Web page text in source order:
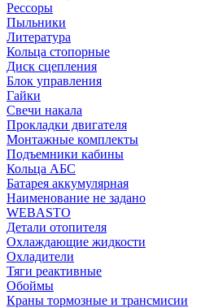
Рессоры
Пыльники
Литература
Кольца стопорные
Диск сцепления
Блок управления
Гайки
Свечи накала
Прокладки двигателя
Монтажные комплекты
Подъемники кабины
Кольца АБС
Батарея аккумулярная
Наименование не задано
WEBASTO
Детали отопителя
Охлаждающие жидкости
Охладители
Тяги реактивные
Обоймы
Краны тормозные и трансмисии